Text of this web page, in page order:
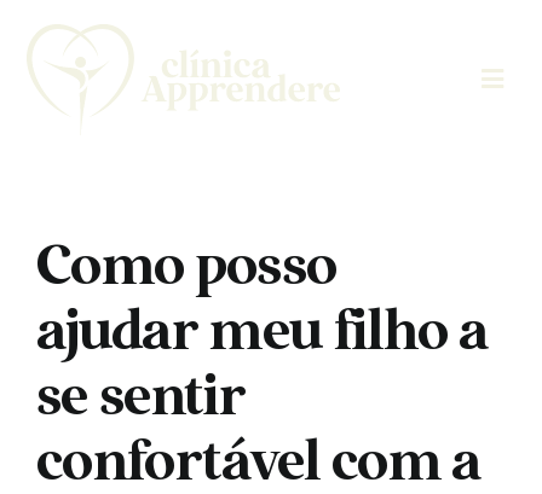
content
Como posso
ajudar meu filho a
se sentir
confortável com a